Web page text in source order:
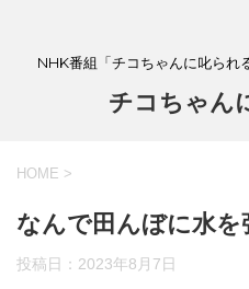
NHK番組「チコちゃんに叱られ
チコちゃん
HOME >
なんで田んぼに水を
投稿日： 2023年8月7日